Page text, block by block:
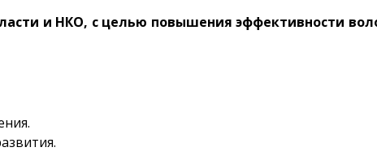
и НКО, с целью повышения эффективности